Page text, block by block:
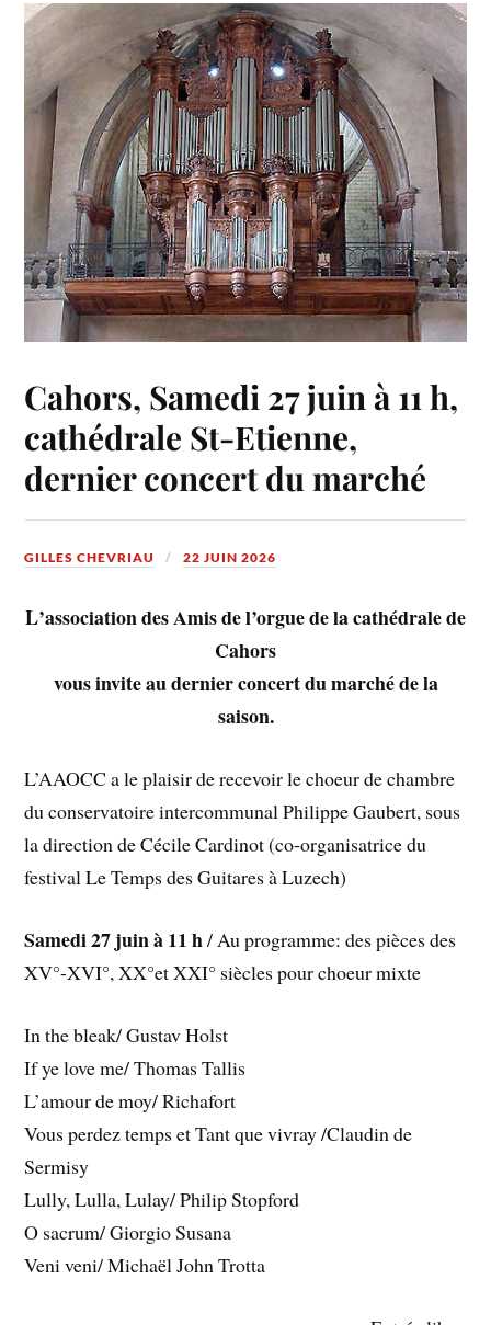
Cahors, Samedi 27 juin à 11 h,
cathédrale St-Etienne,
dernier concert du marché
GILLES CHEVRIAU 22 JUIN 2026
L’association des Amis de l’orgue de la cathédrale de
Cahors
vous invite au dernier concert du marché de la
saison.
L’AAOCC a le plaisir de recevoir le choeur de chambre
du conservatoire intercommunal Philippe Gaubert, sous
la direction de Cécile Cardinot (co-organisatrice du
festival Le Temps des Guitares à Luzech)
Samedi 27 juin à 11 h/ Au programme: des pièces des
XV°-XVI°, XX°et XXI° siècles pour choeur mixte
In the bleak/ Gustav Holst
If ye love me/ Thomas Tallis
L’amour de moy/ Richafort
Vous perdez temps et Tant que vivray /Claudin de
Sermisy
Lully, Lulla, Lulay/ Philip Stopford
O sacrum/ Giorgio Susana
Veni veni/ Michaël John Trotta